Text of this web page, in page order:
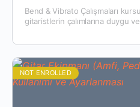
Bend & Vibrato Çalışmaları
gitaristlerin çalımlarına duygu
NOT ENROLLED